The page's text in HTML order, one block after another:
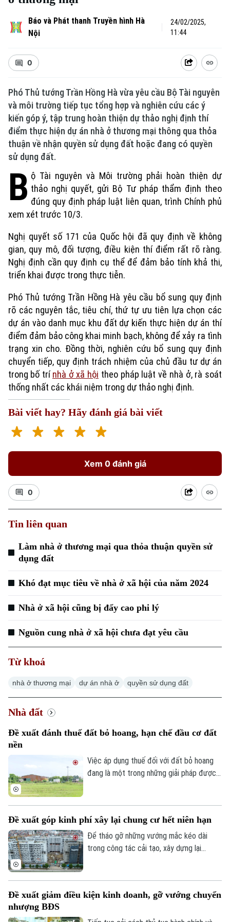
Thời sự
Báo và Phát thanh Truyền hình Hà
Nội
24/02/2025,
11:44
0
Phó Thủ tướng Trần Hồng Hà vừa yêu cầu Bộ Tài nguyên
và môi trường tiếp tục tổng hợp và nghiên cứu các ý
kiến góp ý, tập trung hoàn thiện dự thảo nghị định thí
điểm thực hiện dự án nhà ở thương mại thông qua thỏa
thuận về nhận quyền sử dụng đất hoặc đang có quyền
sử dụng đất.
B ộ Tài nguyên và Môi trường phải hoàn thiện dự
thảo nghị quyết, gửi Bộ Tư pháp thẩm định theo
đúng quy định pháp luật liên quan, trình Chính phủ
xem xét trước 10/3.
Nghị quyết số 171 của Quốc hội đã quy định về không
gian, quy mô, đối tượng, điều kiện thí điểm rất rõ ràng.
Nghị định cần quy định cụ thể để đảm bảo tính khả thi,
triển khai được trong thực tiễn.
Phó Thủ tướng Trần Hồng Hà yêu cầu bổ sung quy định
rõ các nguyên tắc, tiêu chí, thứ tự ưu tiên lựa chọn các
dự án vào danh mục khu đất dự kiến thực hiện dự án thí
điểm đảm bảo công khai minh bạch, không để xảy ra tình
trạng xin cho. Đồng thời, nghiên cứu bổ sung quy định
chuyển tiếp, quy định trách nhiệm của chủ đầu tư dự án
trong bố trínhà ở xã hội theo pháp luật về nhà ở, rà soát
thống nhất các khái niệm trong dự thảo nghị định.
Bài viết hay? Hãy đánh giá bài viết
Xem 0 đánh giá
0
Tin liên quan
Làm nhà ở thương mại qua thỏa thuận quyền sử
dụng đất
Khó đạt mục tiêu về nhà ở xã hội của năm 2024
Nhà ở xã hội cũng bị đẩy cao phi lý
Nguồn cung nhà ở xã hội chưa đạt yêu cầu
Từ khoá
nhà ở thương mại dự án nhà ở quyền sử dụng đất
Nhà đất
Đề xuất đánh thuế đất bỏ hoang, hạn chế đầu cơ đất
nền
Việc áp dụng thuế đối với đất bỏ hoang
đang là một trong những giải pháp được
Đề xuất góp kinh phí xây lại chung cư hết niên hạn
Để tháo gỡ những vướng mắc kéo dài
trong công tác cải tạo, xây dựng lại
hết niên hạn sử dụng.
Đề xuất giảm điều kiện kinh doanh, gỡ vướng chuyển
nhượng BĐS